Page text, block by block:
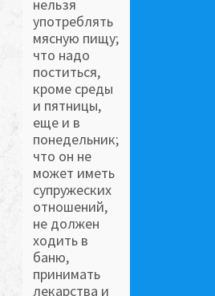
нельзя
употреблять
мясную пищу;
что надо
поститься,
кроме среды
и пятницы,
еще и в
понедельник;
что он не
может иметь
супружеских
отношений,
не должен
ходить в
баню,
принимать
лекарства и